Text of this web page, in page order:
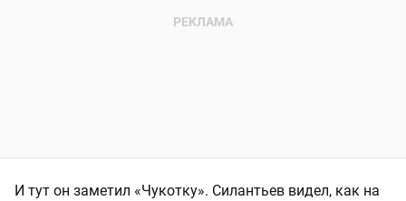
И тут он заметил «Чукотку». Силантьев видел, как на